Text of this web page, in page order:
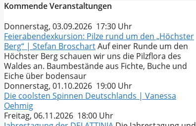
Kommende Veranstaltungen
Donnerstag, 03.09.2026 17:30 Uhr
Feierabendexkursion: Pilze rund um den „Höchster
Berg“ | Stefan BroschartAuf einer Runde um den
Höchster Berg schauen wir uns die Pilzflora des
Waldes an. Baumbestände aus Fichte, Buche und
Eiche über bodensaur
Donnerstag, 01.10.2026 19:00 Uhr
Die coolsten Spinnen Deutschlands | Vanessa
Oehmig
Freitag, 06.11.2026 18:00 Uhr